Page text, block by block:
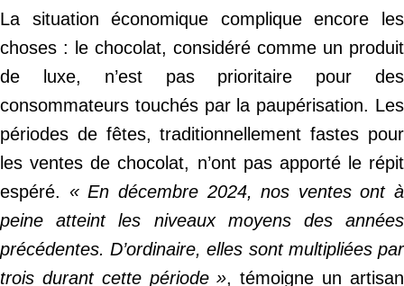
La situation économique complique encore les
choses : le chocolat, considéré comme un produit
de luxe, n’est pas prioritaire pour des
consommateurs touchés par la paupérisation. Les
périodes de fêtes, traditionnellement fastes pour
les ventes de chocolat, n’ont pas apporté le répit
espéré. « En décembre 2024, nos ventes ont à
peine atteint les niveaux moyens des années
précédentes. D’ordinaire, elles sont multipliées par
trois durant cette période », témoigne un artisan